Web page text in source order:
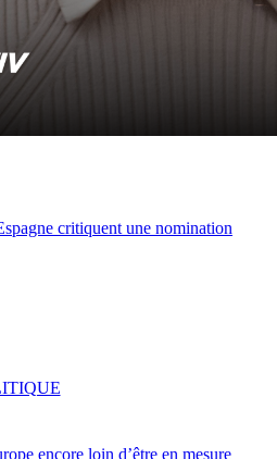
critiquent une nomination
encore loin d’être en mesure